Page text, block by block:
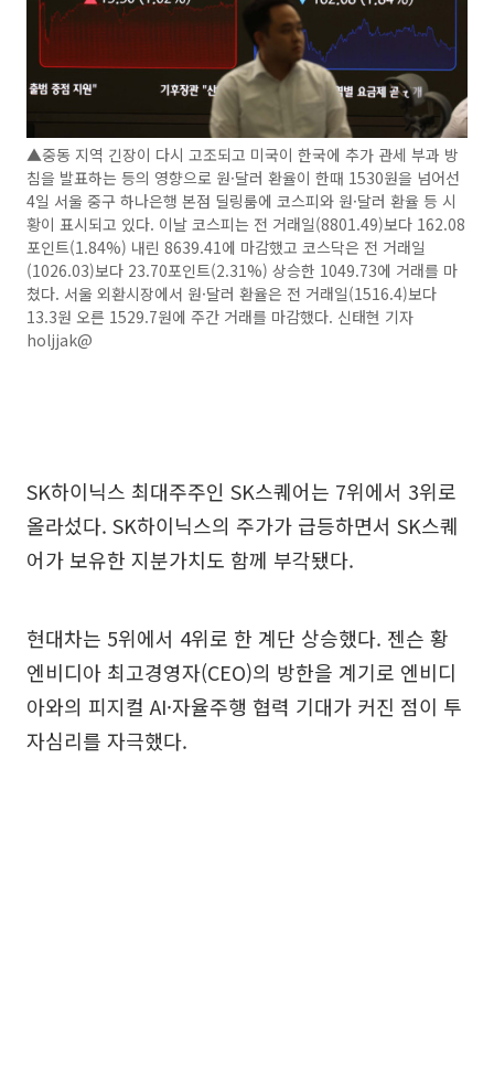
▲중동 지역 긴장이 다시 고조되고 미국이 한국에 추가 관세 부과 방
침을 발표하는 등의 영향으로 원·달러 환율이 한때 1530원을 넘어선
4일 서울 중구 하나은행 본점 딜링룸에 코스피와 원·달러 환율 등 시
황이 표시되고 있다. 이날 코스피는 전 거래일(8801.49)보다 162.08
포인트(1.84%) 내린 8639.41에 마감했고 코스닥은 전 거래일
(1026.03)보다 23.70포인트(2.31%) 상승한 1049.73에 거래를 마
쳤다. 서울 외환시장에서 원·달러 환율은 전 거래일(1516.4)보다
13.3원 오른 1529.7원에 주간 거래를 마감했다. 신태현 기자
holjjak@
SK하이닉스 최대주주인 SK스퀘어는 7위에서 3위로
올라섰다. SK하이닉스의 주가가 급등하면서 SK스퀘
어가 보유한 지분가치도 함께 부각됐다.
현대차는 5위에서 4위로 한 계단 상승했다. 젠슨 황
엔비디아 최고경영자(CEO)의 방한을 계기로 엔비디
아와의 피지컬 AI·자율주행 협력 기대가 커진 점이 투
자심리를 자극했다.